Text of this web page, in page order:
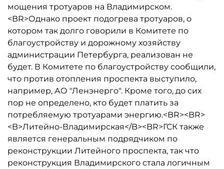
мощения тротуаров на Владимирском.
<BR>Однако проект подогрева тротуаров, о
котором так долго говорили в Комитете по
благоустройству и дорожному хозяйству
администрации Петербурга, реализован не
будет. В Комитете по благоустройству сообщили,
что против отопления проспекта выступило,
например, АО "Ленэнерго". Кроме того, до сих
пор не определено, кто будет платить за
потребляемую тротуарами энергию.<BR><BR>
<B>Литейно-Владимирская</B><BR>ГСК также
является генеральным подрядчиком по
реконструкции Литейного проспекта, так что
реконструкция Владимирского стала логичным